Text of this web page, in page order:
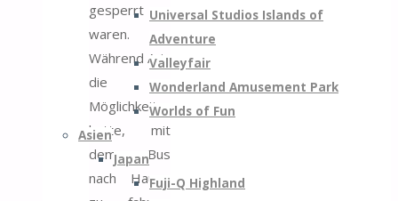
Universal Studios Islands of
Adventure
Valleyfair
Wonderland Amusement Park
Worlds of Fun
Asien
Japan
Fuji-Q Highland
gesperrt
waren.
Während Aris
die
Möglichkeit
hatte, mit
dem Bus
nach Hause